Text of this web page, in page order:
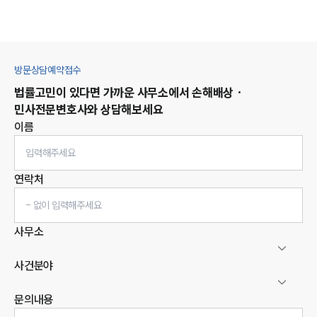
방문상담예약접수
법률고민이 있다면 가까운 사무소에서 손해배상 ·
민사전문변호사와 상담해보세요
이름
연락처
사무소
사건분야
문의내용